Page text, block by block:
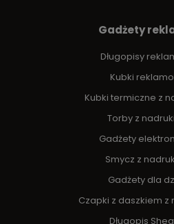
Gadżety
Długopisy
Kubki
Kubki termiczne z
Torby z
Gadżety
Smycz z
Gadżety dla
Czapki z daszkiem z
Długopis